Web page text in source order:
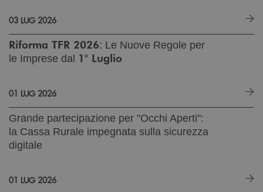
03 LUG 2026
Riforma TFR 2026: Le Nuove Regole per
le Imprese dal 1° Luglio
01 LUG 2026
Grande partecipazione per "Occhi Aperti":
la Cassa Rurale impegnata sulla sicurezza
digitale
01 LUG 2026